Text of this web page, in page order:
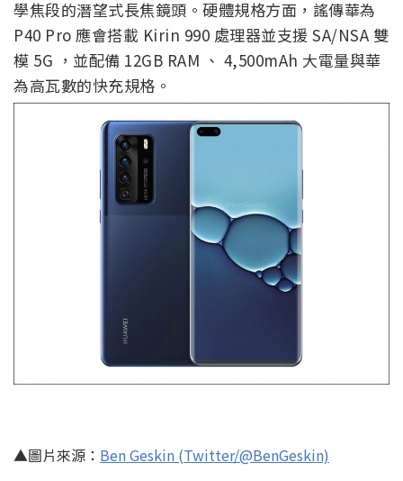
學焦段的潛望式長焦鏡頭。硬體規格方面，謠傳華為
P40 Pro 應會搭載 Kirin 990 處理器並支援 SA/NSA 雙
模 5G ，並配備 12GB RAM 、 4,500mAh 大電量與華
為高瓦數的快充規格。
▲圖片來源： Ben Geskin (Twitter/@BenGeskin)